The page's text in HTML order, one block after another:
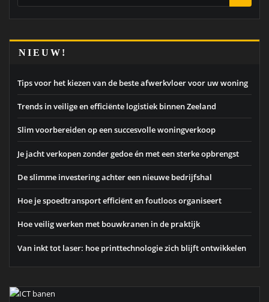
NIEUW!
Tips voor het kiezen van de beste afwerkvloer voor uw woning
Trends in veilige en efficiënte logistiek binnen Zeeland
Slim voorbereiden op een succesvolle woningverkoop
Je jacht verkopen zonder gedoe én met een sterke opbrengst
De slimme investering achter een nieuwe bedrijfshal
Hoe je spoedtransport efficiënt en foutloos organiseert
Hoe veilig werken met bouwkranen in de praktijk
Van inkt tot laser: hoe printtechnologie zich blijft ontwikkelen